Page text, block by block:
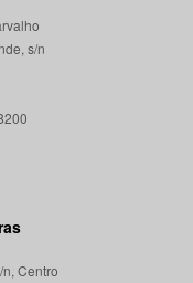
s/n
Centro